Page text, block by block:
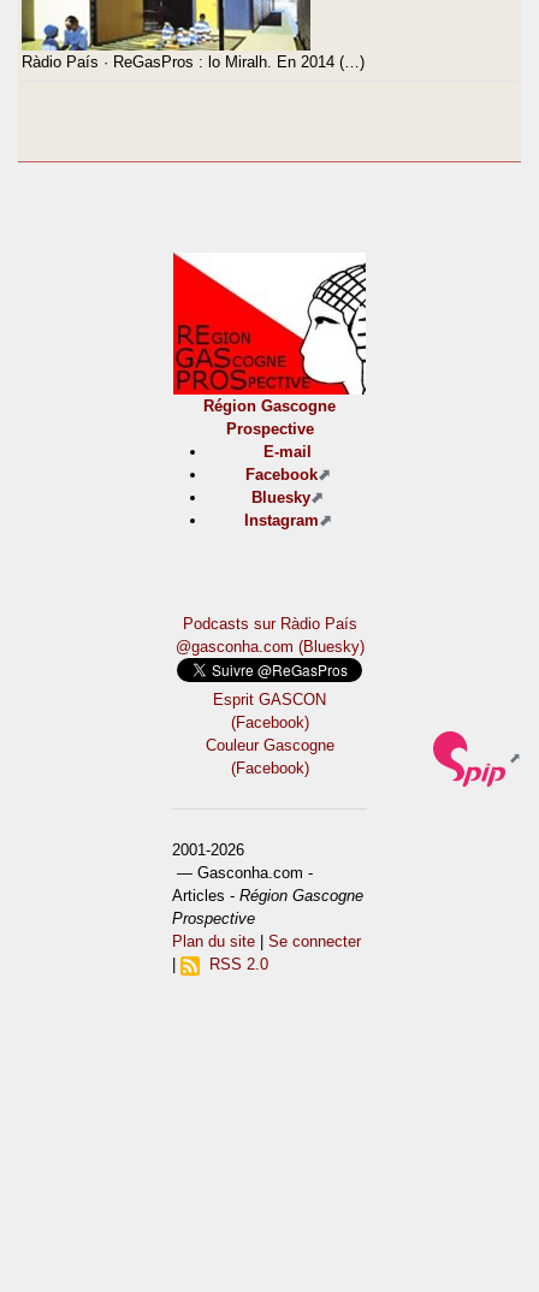
Ràdio País · ReGasPros : lo Miralh. En 2014 (…)
Région Gascogne
Prospective
E-mail
Facebook
Bluesky
Instagram
Podcasts sur Ràdio País
@gasconha.com (Bluesky)
Esprit GASCON
(Facebook)
Couleur Gascogne
(Facebook)
2001-2026
— Gasconha.com -
Articles -Région Gascogne
Prospective
Plan du site |Se connecter
|
RSS 2.0